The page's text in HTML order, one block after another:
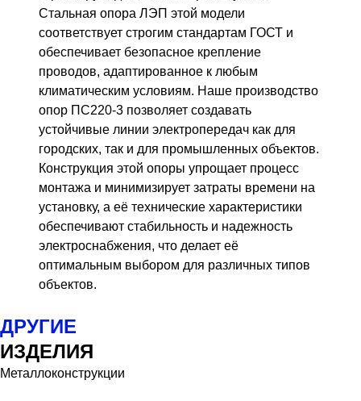
Стальная опора ЛЭП этой модели
соответствует строгим стандартам ГОСТ и
обеспечивает безопасное крепление
проводов, адаптированное к любым
климатическим условиям. Наше производство
опор ПС220-3 позволяет создавать
устойчивые линии электропередач как для
городских, так и для промышленных объектов.
Конструкция этой опоры упрощает процесс
монтажа и минимизирует затраты времени на
установку, а её технические характеристики
обеспечивают стабильность и надежность
электроснабжения, что делает её
оптимальным выбором для различных типов
объектов.
ДРУГИЕ
ИЗДЕЛИЯ
Металлоконструкции